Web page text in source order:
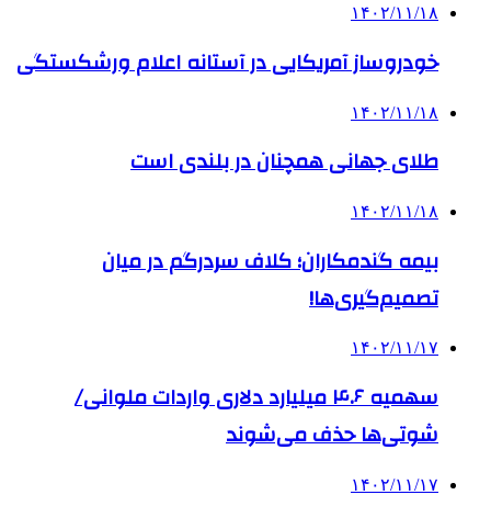
۱۴۰۲/۱۱/۱۸
خودروساز آمریکایی در آستانه اعلام ورشکستگی
۱۴۰۲/۱۱/۱۸
طلای جهانی همچنان در بلندی است
۱۴۰۲/۱۱/۱۸
بیمه گندمکاران؛ کلاف سردرگم در میان
تصمیم‌گیری‌ها!
۱۴۰۲/۱۱/۱۷
سهمیه ۴.۶ میلیارد دلاری واردات ملوانی/
شوتی‌ها حذف می‌شوند
۱۴۰۲/۱۱/۱۷